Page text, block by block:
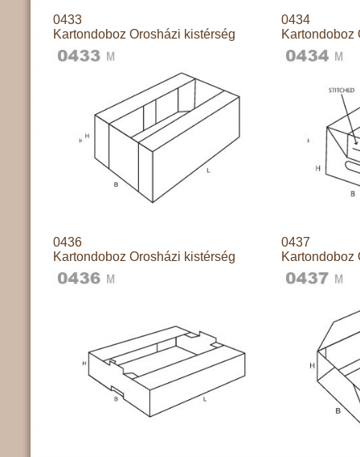
0433
Kartondoboz Orosházi kistérség
0434
Kartondoboz
0436
Kartondoboz Orosházi kistérség
0437
Kartondoboz